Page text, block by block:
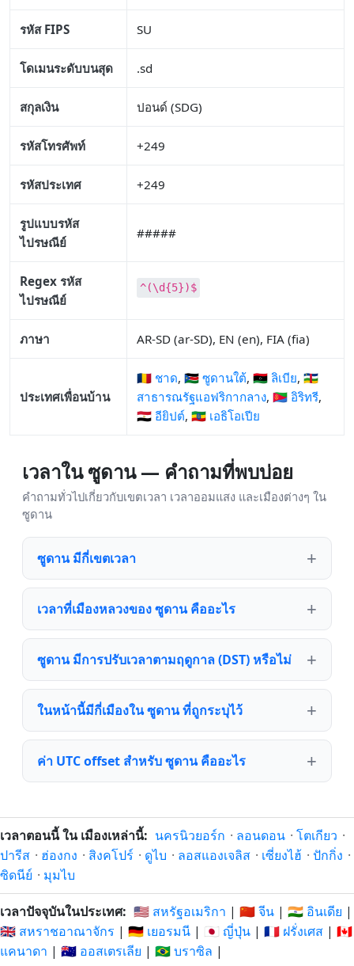
รหัส FIPS SU
โดเมนระดับบนสุด .sd
สกุลเงิน ปอนด์ (SDG)
รหัสโทรศัพท์ +249
รหัสประเทศ +249
รูปแบบรหัส
ไปรษณีย์
#####
Regex รหัส
ไปรษณีย์
^(\d{5})$
ภาษา AR-SD (ar-SD), EN (en), FIA (fia)
ประเทศเพื่อนบ้าน
🇹🇩 ชาด, 🇸🇸 ซูดานใต้, 🇱🇾 ลิเบีย, 🇨🇫
สาธารณรัฐแอฟริกากลาง, 🇪🇷 อิริทรี,
🇪🇬 อียิปต์, 🇪🇹 เอธิโอเปีย
เวลาใน ซูดาน — คำถามที่พบบ่อย
คำถามทั่วไปเกี่ยวกับเขตเวลา เวลาออมแสง และเมืองต่างๆ ใน
ซูดาน
ซูดาน มีกี่เขตเวลา
เวลาที่เมืองหลวงของ ซูดาน คืออะไร
ซูดาน มีการปรับเวลาตามฤดูกาล (DST) หรือไม่
ในหน้านี้มีกี่เมืองใน ซูดาน ที่ถูกระบุไว้
ค่า UTC offset สำหรับ ซูดาน คืออะไร
เวลาตอนนี้ ใน เมืองเหล่านี้: นครนิวยอร์ก · ลอนดอน · โตเกียว ·
ปารีส · ฮ่องกง · สิงคโปร์ · ดูไบ · ลอสแองเจลิส · เซี่ยงไฮ้ · ปักกิ่ง ·
ซิดนีย์ · มุมไบ
เวลาปัจจุบันในประเทศ: 🇺🇸 สหรัฐอเมริกา | 🇨🇳 จีน | 🇮🇳 อินเดีย |
🇬🇧 สหราชอาณาจักร | 🇩🇪 เยอรมนี | 🇯🇵 ญี่ปุ่น | 🇫🇷 ฝรั่งเศส | 🇨🇦
แคนาดา | 🇦🇺 ออสเตรเลีย | 🇧🇷 บราซิล |